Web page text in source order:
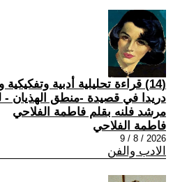
(14) قراءة تحليلية أدبية
دريدا في قصيدة -منطق الهذيان
مرشد فلنه بقلم فاطمة الفلاحي
فاطمة الفلاحي
2026 / 8 / 9
الادب والفن